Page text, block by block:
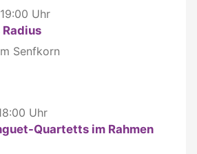
Uhr
Senfkorn
Uhr
Quartetts im Rahmen